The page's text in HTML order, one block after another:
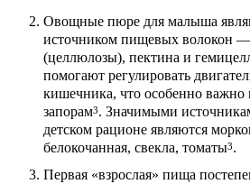
Овощные пюре для малыша
источником пищевых волокон —
(целлюлозы), пектина и
помогают регулировать
кишечника, что особенно важно
запорам3. Значимыми
детском рационе являются
белокочанная, свекла, томаты3.
Первая «взрослая» пища